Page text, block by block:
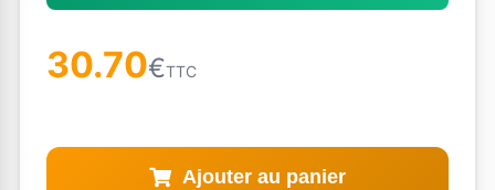
30.70€TTC
Ajouter au panier